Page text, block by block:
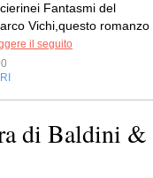
Fantasmi del
Vichi,questo romanzo
il seguito
di Baldini &